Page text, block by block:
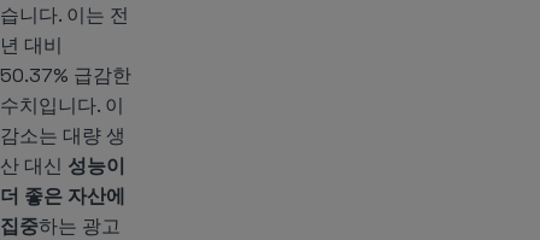
습니다. 이는 전
년 대비
50.37% 급감한
수치입니다. 이
감소는 대량 생
산 대신 성능이
더 좋은 자산에
집중하는 광고